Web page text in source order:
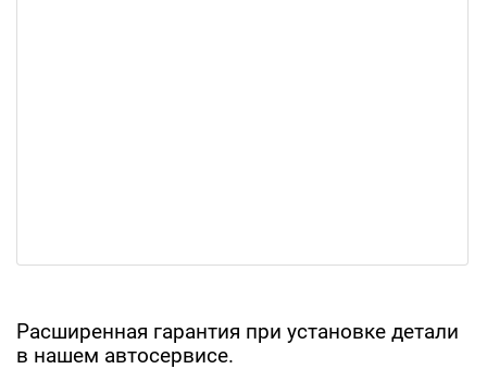
Расширенная гарантия при установке детали
в нашем автосервисе.